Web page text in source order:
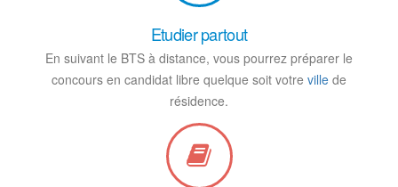
Etudier partout
En suivant le BTS à distance, vous pourrez préparer le
concours en candidat libre quelque soit votre ville de
résidence.